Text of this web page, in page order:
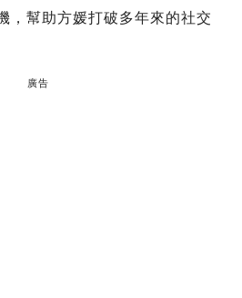
，幫助方媛打破多年來的社交
廣告